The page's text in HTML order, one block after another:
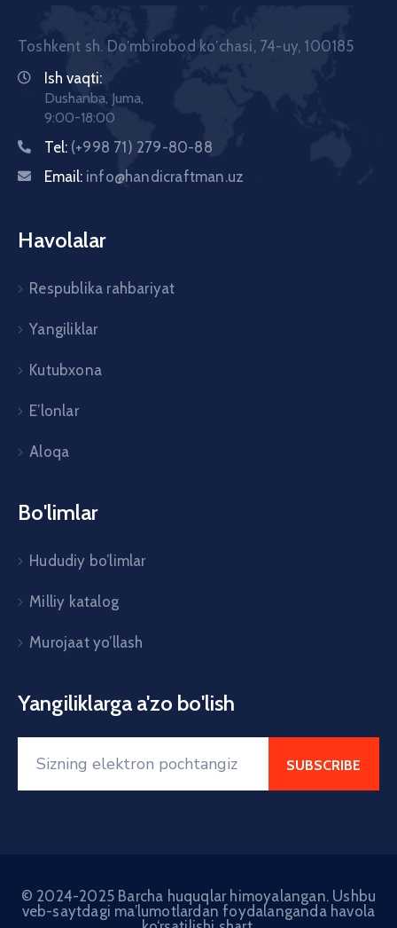
Toshkent sh. Doʼmbirobod koʼchasi, 74-uy, 100185
Ish vaqti:
Dushanba, Juma,
9:00-18:00
Tel: (+998 71) 279-80-88
Email: info@handicraftman.uz
Havolalar
Respublika rahbariyat
Yangiliklar
Kutubxona
E’lonlar
Aloqa
Bo'limlar
Hududiy bo’limlar
Milliy katalog
Murojaat yo’llash
Yangiliklarga a'zo bo'lish
© 2024-2025 Barcha huquqlar himoyalangan. Ushbu
veb-saytdagi ma’lumotlardan foydalanganda havola